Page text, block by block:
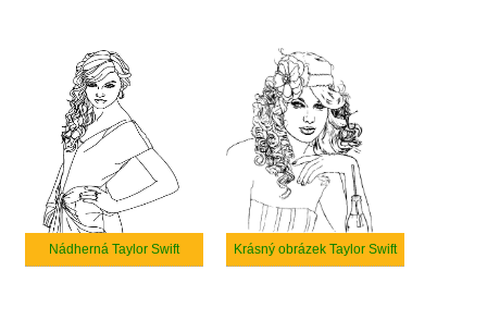
Nádherná Taylor Swift Krásný obrázek Taylor Swift